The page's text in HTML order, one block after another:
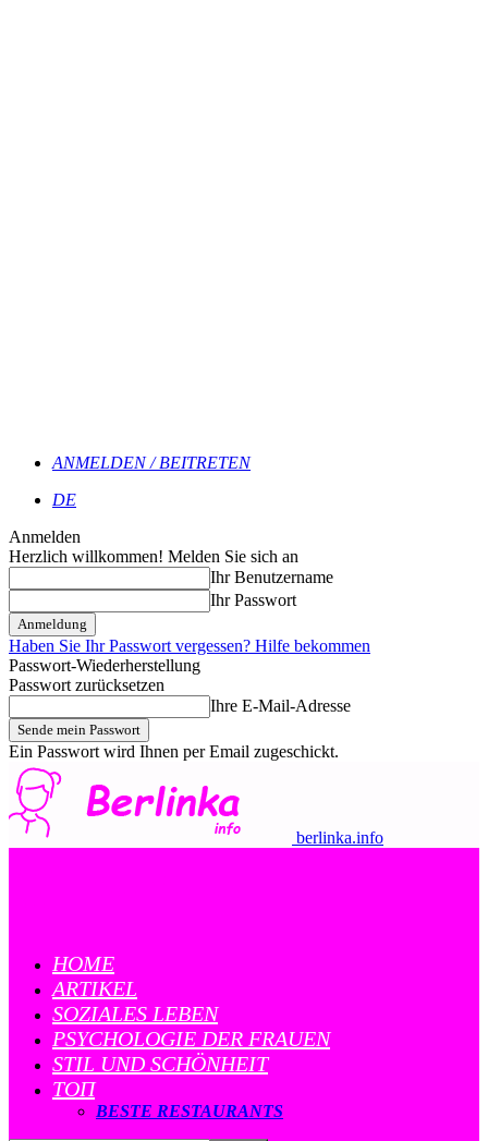
ANMELDEN / BEITRETEN
DE
Anmelden
Herzlich willkommen! Melden Sie sich an
Ihr Benutzername
Ihr Passwort
Haben Sie Ihr Passwort vergessen? Hilfe bekommen
Passwort-Wiederherstellung
Passwort zurücksetzen
Ihre E-Mail-Adresse
Ein Passwort wird Ihnen per Email zugeschickt.
berlinka.info
HOME
ARTIKEL
SOZIALES LEBEN
PSYCHOLOGIE DER FRAUEN
STIL UND SCHÖNHEIT
ТОП
BESTE RESTAURANTS